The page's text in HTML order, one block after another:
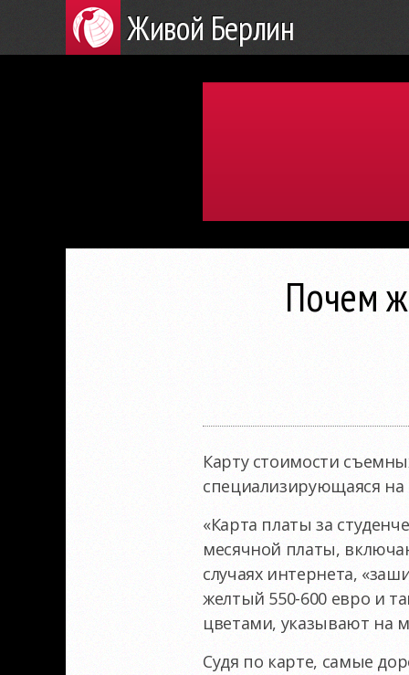
Живой Берлин
Почем
Карту стоимости
специализирующаяся
«Карта платы за
месячной платы,
случаях интернета,
желтый 550-600 евро и
цветами, указывают на
Судя по карте, самые